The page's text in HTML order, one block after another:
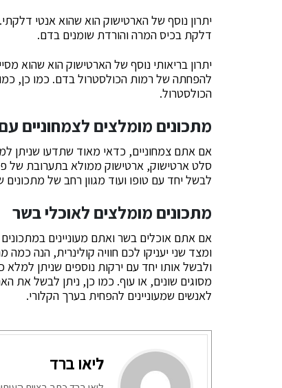
יתרון נוסף של הארטישוק הוא שהוא אנטי
דלקת בכיס המרה והורדת שומנים בדם.
יתרון בריאותי נוסף של הארטישוק הוא שהוא
להפחתה של רמות הכולסטרול בדם. כמו כן,
הכולסטרול.
מתכונים מומלצים לצמחוניים
אם אתם צמחוניים, כדאי מאוד שתדעו שניתן
סלט ארטישוק, ארטישוק ממולא בתערובת של
לבשל יחד עם טופו ועוד מגוון רחב של
מתכונים מומלצים לאוכלי בשר
אם אתם אוכלים בשר ואתם מעוניינים
ומצד שני יעניקו לכם חוויה קולינרית, הנה
ולבשל אותו יחד עם ירקות נוספים שניתן
מסוגים שונים, או עוף. כמו כן, ניתן לבשל
לאנשים שמעוניינים להפחית בערך הקלורי.
ליאו ברד